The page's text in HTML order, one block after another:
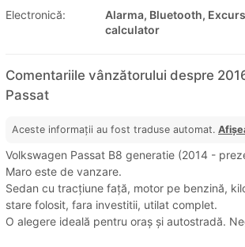
Electronică:
Alarma, Bluetooth,
calculator
Comentariile vânzătorului despre
Passat
Aceste informații au fost traduse automat.
Volkswagen Passat B8 generatie (2014 -
Maro este de vanzare.
Sedan cu tracțiune față, motor pe benzină,
stare folosit, fara investitii, utilat complet.
O alegere ideală pentru oraș și autostradă.